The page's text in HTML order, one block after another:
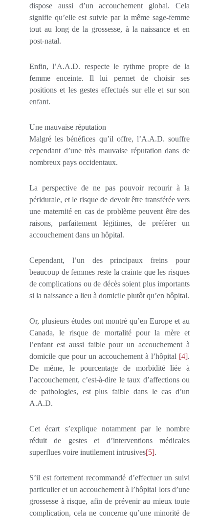
dispose aussi d’un accouchement global. Cela
signifie qu’elle est suivie par la même sage-femme
tout au long de la grossesse, à la naissance et en
post-natal.
Enfin, l’A.A.D. respecte le rythme propre de la
femme enceinte. Il lui permet de choisir ses
positions et les gestes effectués sur elle et sur son
enfant.
Une mauvaise réputation
Malgré les bénéfices qu’il offre, l’A.A.D. souffre
cependant d’une très mauvaise réputation dans de
nombreux pays occidentaux.
La perspective de ne pas pouvoir recourir à la
péridurale, et le risque de devoir être transférée vers
une maternité en cas de problème peuvent être des
raisons, parfaitement légitimes, de préférer un
accouchement dans un hôpital.
Cependant, l’un des principaux freins pour
beaucoup de femmes reste la crainte que les risques
de complications ou de décès soient plus importants
si la naissance a lieu à domicile plutôt qu’en hôpital.
Or, plusieurs études ont montré qu’en Europe et au
Canada, le risque de mortalité pour la mère et
l’enfant est aussi faible pour un accouchement à
domicile que pour un accouchement à l’hôpital [4].
De même, le pourcentage de morbidité liée à
l’accouchement, c’est-à-dire le taux d’affections ou
de pathologies, est plus faible dans le cas d’un
A.A.D.
Cet écart s’explique notamment par le nombre
réduit de gestes et d’interventions médicales
superflues voire inutilement intrusives[5].
S’il est fortement recommandé d’effectuer un suivi
particulier et un accouchement à l’hôpital lors d’une
grossesse à risque, afin de prévenir au mieux toute
complication, cela ne concerne qu’une minorité de